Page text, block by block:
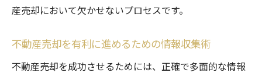
市場調査を基にした効果的な売却戦略
ップ
初めての市場調査で押さえるべきポイント
産売却において欠かせないプロセスです。
不動産売却を有利に進めるための情報収集術
不動産売却を成功させるためには、正確で多面的な情報